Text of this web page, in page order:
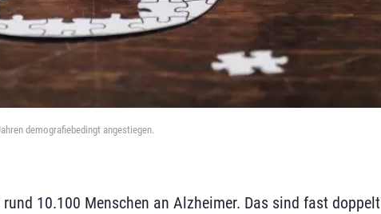
demografiebedingt angestiegen.
10.100 Menschen an Alzheimer. Das sind fast doppelt